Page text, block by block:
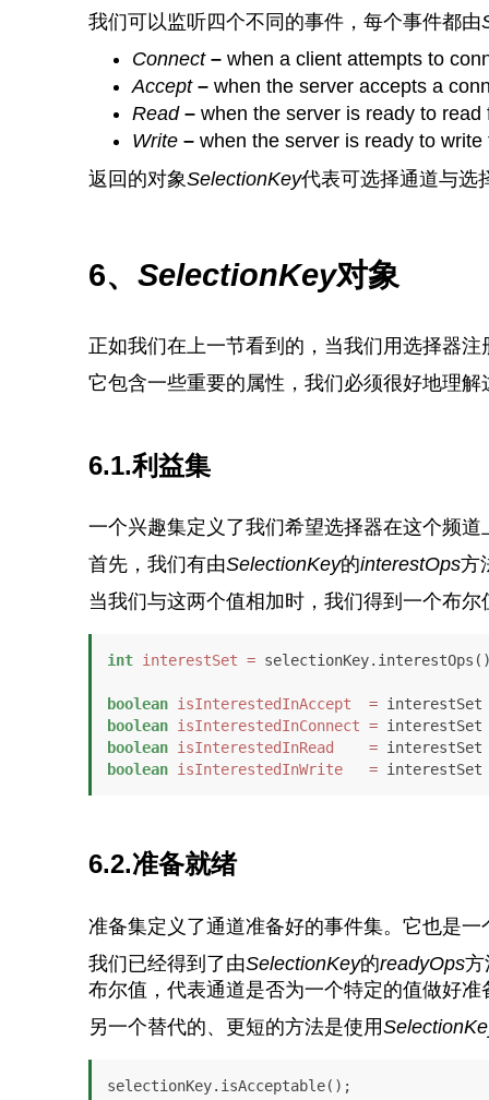
我们可以监听四个不同的事件，每个事件都由
Connect–when a client attempts to
Accept–when the server accepts a
Read–when the server is ready to
Write–when the server is ready to
返回的对象SelectionKey代表可选择通道与选
6、 SelectionKey对象
正如我们在上一节看到的，当我们用选择器
它包含一些重要的属性，我们必须很好地理
6.1.利益集
一个兴趣集定义了我们希望选择器在这个频
首先，我们有由SelectionKey的interestOps方
当我们与这两个值相加时，我们得到一个布
int interestSet =
boolean isInterestedInAccept
=
boolean isInterestedInConnect =
boolean isInterestedInRead
=
boolean isInterestedInWrite = interestSet &
6.2.准备就绪
准备集定义了通道准备好的事件集。它也是
我们已经得到了由SelectionKey的readyOps方
布尔值，代表通道是否为一个特定的值做好准
另一个替代的、更短的方法是使用
selectionKey.isAcceptable();